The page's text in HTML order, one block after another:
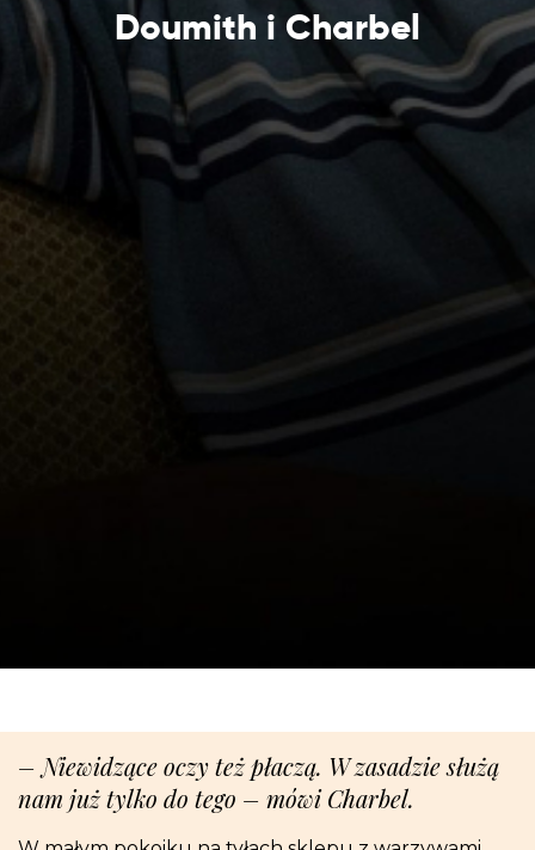
Doumith i Charbel
– Niewidzące oczy też płaczą. W zasadzie służą
nam już tylko do tego – mówi Charbel.